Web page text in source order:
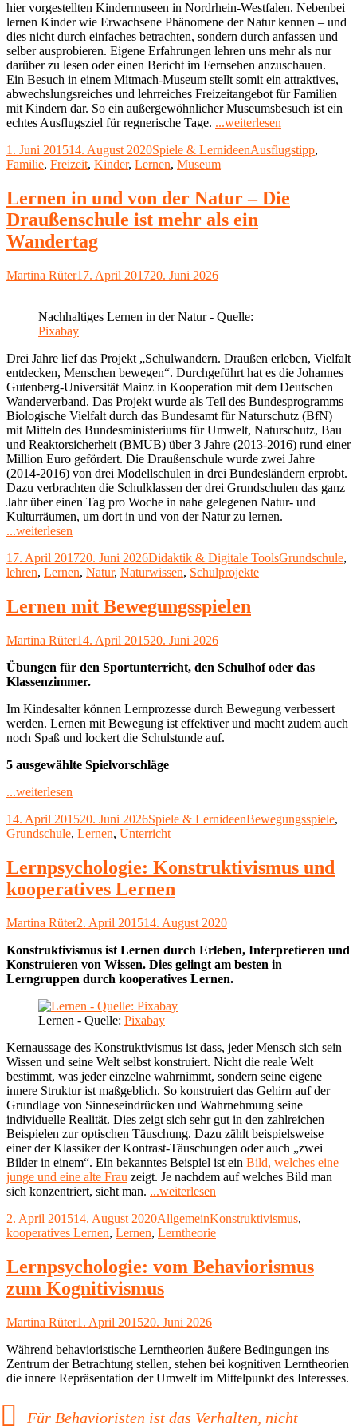
hier vorgestellten Kindermuseen in Nordrhein-Westfalen. Nebenbei
lernen Kinder wie Erwachsene Phänomene der Natur kennen – und
dies nicht durch einfaches betrachten, sondern durch anfassen und
selber ausprobieren. Eigene Erfahrungen lehren uns mehr als nur
darüber zu lesen oder einen Bericht im Fernsehen anzuschauen.
Ein Besuch in einem Mitmach-Museum stellt somit ein attraktives,
abwechslungsreiches und lehrreiches Freizeitangebot für Familien
mit Kindern dar. So ein außergewöhnlicher Museumsbesuch ist ein
echtes Ausflugsziel für regnerische Tage. ...weiterlesen
Mitmachen
Veröffentlicht
am
1. Juni 201514. August 2020Kategorien
Spiele & LernideenSchlagwörter
Ausflugstipp,
Familie, Freizeit, Kinder, Lernen, Museum
Lernen in und von der Natur – Die
Draußenschule ist mehr als ein
Wandertag
Autor
Martina RüterVeröffentlicht
17. April 201720. Juni 2026
Nachhaltiges Lernen in der Natur - Quelle:
Pixabay
Drei Jahre lief das Projekt „Schulwandern. Draußen erleben, Vielfalt
entdecken, Menschen bewegen“. Durchgeführt hat es die Johannes
Gutenberg-Universität Mainz in Kooperation mit dem Deutschen
Wanderverband. Das Projekt wurde als Teil des Bundesprogramms
Biologische Vielfalt durch das Bundesamt für Naturschutz (BfN)
mit Mitteln des Bundesministeriums für Umwelt, Naturschutz, Bau
und Reaktorsicherheit (BMUB) über 3 Jahre (2013-2016) rund einer
Million Euro gefördert. Die Draußenschule wurde zwei Jahre
(2014-2016) von drei Modellschulen in drei Bundesländern erprobt.
Dazu verbrachten die Schulklassen der drei Grundschulen das ganz
Jahr über einen Tag pro Woche in nahe gelegenen Natur- und
Kulturräumen, um dort in und von der Natur zu lernen.
...weiterlesen
und
von
Natur
–
Draußenschule
mehr
als
ein
Wandertag"
Veröffentlicht
am
17. April 201720. Juni 2026Kategorien
Didaktik & Digitale ToolsSchlagwörter
Grundschule,
lehren, Lernen, Natur, Naturwissen, Schulprojekte
Lernen mit Bewegungsspielen
Autor
Martina RüterVeröffentlicht
14. April 201520. Juni 2026
Übungen für den Sportunterricht, den Schulhof oder das
Klassenzimmer.
Im Kindesalter können Lernprozesse durch Bewegung verbessert
werden. Lernen mit Bewegung ist effektiver und macht zudem auch
noch Spaß und lockert die Schulstunde auf.
5 ausgewählte Spielvorschläge
...weiterlesen
Bewegungsspielen"
Veröffentlicht
am
14. April 201520. Juni 2026Kategorien
Spiele & LernideenSchlagwörter
Bewegungsspiele,
Grundschule, Lernen, Unterricht
Lernpsychologie: Konstruktivismus und
kooperatives Lernen
Autor
Martina RüterVeröffentlicht
2. April 201514. August 2020
Konstruktivismus ist Lernen durch Erleben, Interpretieren und
Konstruieren von Wissen. Dies gelingt am besten in
Lerngruppen durch kooperatives Lernen.
Lernen - Quelle: Pixabay
Kernaussage des Konstruktivismus ist dass, jeder Mensch sich sein
Wissen und seine Welt selbst konstruiert. Nicht die reale Welt
bestimmt, was jeder einzelne wahrnimmt, sondern seine eigene
innere Struktur ist maßgeblich. So konstruiert das Gehirn auf der
Grundlage von Sinneseindrücken und Wahrnehmung seine
individuelle Realität. Dies zeigt sich sehr gut in den zahlreichen
Beispielen zur optischen Täuschung. Dazu zählt beispielsweise
einer der Klassiker der Kontrast-Täuschungen oder auch „zwei
Bilder in einem“. Ein bekanntes Beispiel ist ein Bild, welches eine
junge und eine alte Frau zeigt. Je nachdem auf welches Bild man
sich konzentriert, sieht man. ...weiterlesen
und
kooperatives
Veröffentlicht
am
2. April 201514. August 2020Kategorien
AllgemeinSchlagwörter
Konstruktivismus,
kooperatives Lernen, Lernen, Lerntheorie
Lernpsychologie: vom Behaviorismus
zum Kognitivismus
Autor
Martina RüterVeröffentlicht
1. April 201520. Juni 2026
Während behavioristische Lerntheorien äußere Bedingungen ins
Zentrum der Betrachtung stellen, stehen bei kognitiven Lerntheorien
die innere Repräsentation der Umwelt im Mittelpunkt des Interesses.
Für Behavioristen ist das Verhalten, nicht